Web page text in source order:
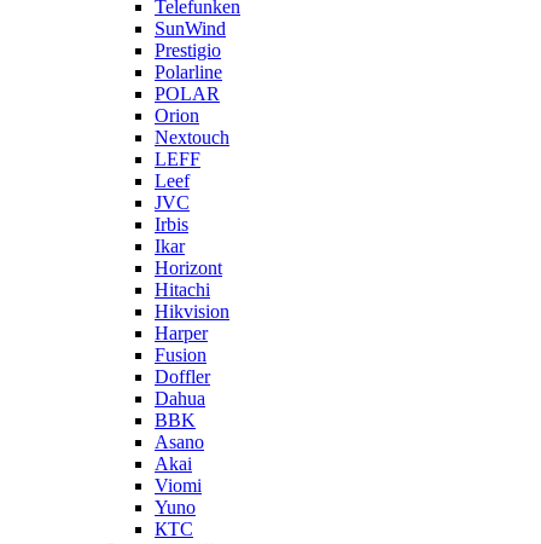
Telefunken
SunWind
Prestigio
Polarline
POLAR
Orion
Nextouch
LEFF
Leef
JVC
Irbis
Ikar
Horizont
Hitachi
Hikvision
Harper
Fusion
Doffler
Dahua
BBK
Asano
Akai
Viomi
Yuno
КТС